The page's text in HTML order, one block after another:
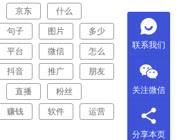
京东
什么
句子 图片
多少
平台 微信
怎么
抖音 推广
朋友
直播
粉丝
赚钱 软件
运营
联系我们
关注微信
分享本页